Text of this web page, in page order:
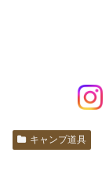
キャンプ道具